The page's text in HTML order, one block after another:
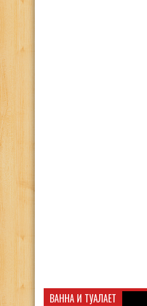
ВАННА И ТУАЛАЕТ